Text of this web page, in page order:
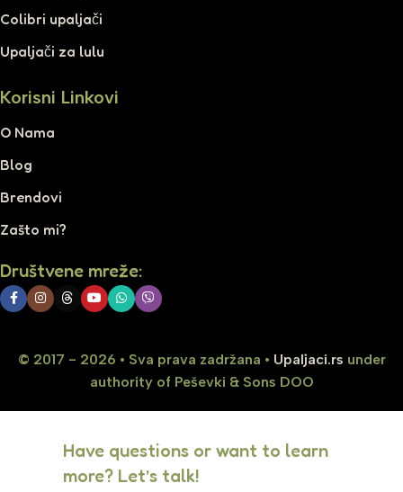
Colibri upaljači
Upaljači za lulu
Korisni Linkovi
O Nama
Blog
Brendovi
Zašto mi?
Društvene mreže:
© 2017 - 2026 • Sva prava zadržana • Upaljaci.rs under
authority of Peševki & Sons DOO
Have questions or want to learn
more? Let’s talk!